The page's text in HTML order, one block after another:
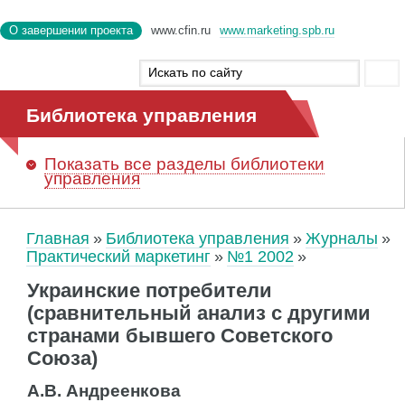
О завершении проекта www.cfin.ru www.marketing.spb.ru
Библиотека управления
Показать все разделы библиотеки
управления
Главная Библиотека управления
Журналы
Практический маркетинг
№1 2002
Украинские потребители
(сравнительный анализ с другими
странами бывшего Советского
Союза)
А.В. Андреенкова